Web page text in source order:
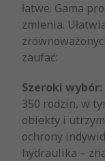
łatwe. Gama
zmienia.
zaufać:
Szeroki wybór:
350 rodzin, w
obiekty i
ochrony
hydraulika –